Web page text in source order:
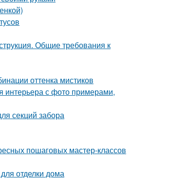
Общие требования к
оттенка мистиков
интерьера с фото примерами,
секций забора
пошаговых мастер-классов
отделки дома